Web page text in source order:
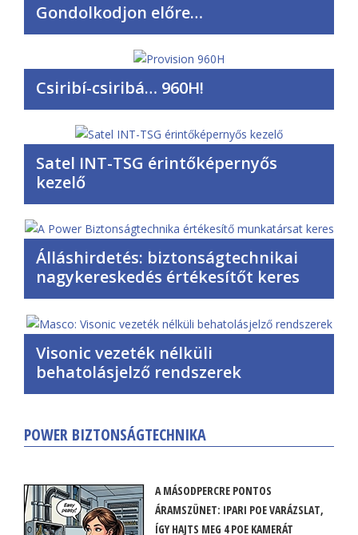
Gondolkodjon előre…
Csiribí-csiribá… 960H!
Satel INT-TSG érintőképernyős
kezelő
Álláshirdetés: biztonságtechnikai
nagykereskedés értékesítőt keres
Visonic vezeték nélküli
behatolásjelző rendszerek
POWER BIZTONSÁGTECHNIKA
A MÁSODPERCRE PONTOS
ÁRAMSZÜNET: IPARI POE VARÁZSLAT,
ÍGY HAJTS MEG 4 POE KAMERÁT